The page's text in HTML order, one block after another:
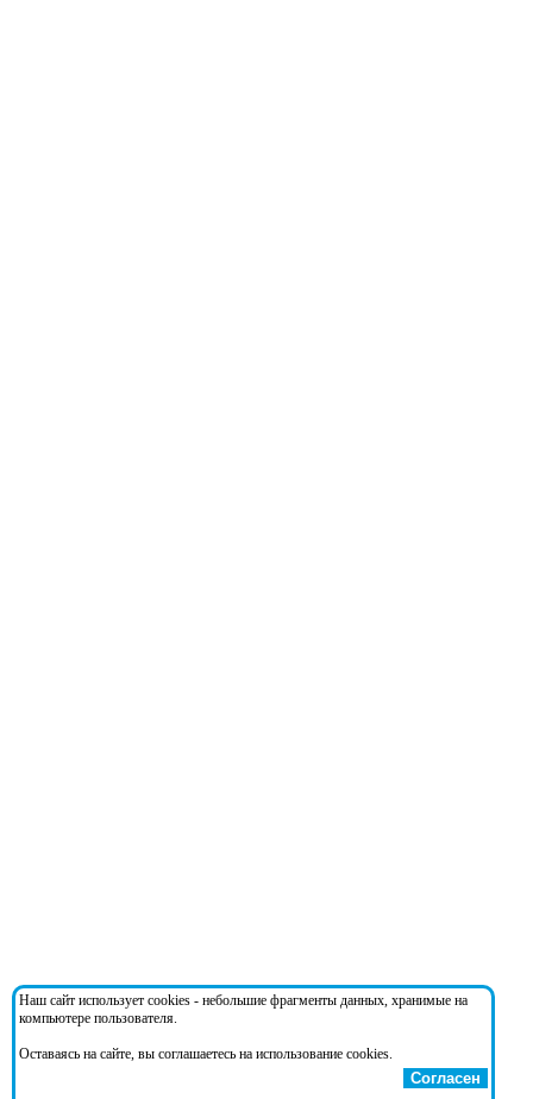
Наш сайт использует cookies - небольшие фрагменты данных, хранимые на
компьютере пользователя.
Оставаясь на сайте, вы соглашаетесь на использование cookies.
Согласен